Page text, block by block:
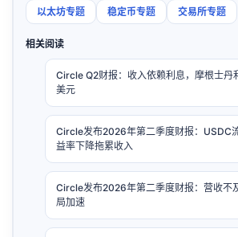
以太坊专题 稳定币专题 交易所专题
相关阅读
Circle Q2财报：收入依赖利息，摩根士丹
美元
Circle发布2026年第二季度财报：USDC
益率下降拖累收入
Circle发布2026年第二季度财报：营收不
局加速